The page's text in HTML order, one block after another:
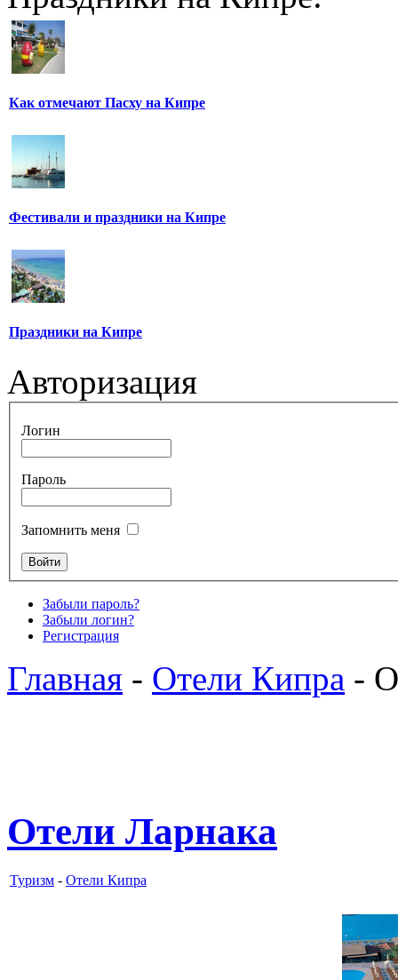
Как отмечают Пасху на Кипре
Фестивали и праздники на Кипре
Праздники на Кипре
Авторизация
Логин
Пароль
Запомнить меня
Забыли пароль?
Забыли логин?
Регистрация
Главная - Отели Кипра -
Отели Ларнака
Туризм - Отели Кипра